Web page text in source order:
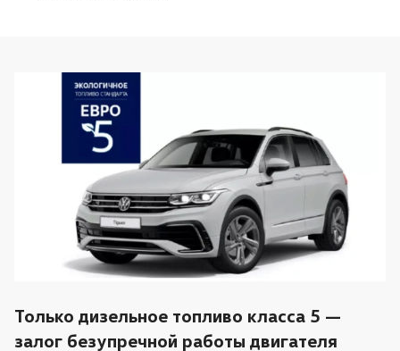
Только дизельное топливо класса 5 —
залог безупречной работы двигателя